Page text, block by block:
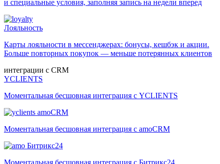
и специальные условия, заполняя запись на недели вперед
Лояльность
Карты лояльности в мессенджерах: бонусы, кешбэк и акции.
Больше повторных покупок — меньше потерянных клиентов
интеграции с CRM
YCLIENTS
Моментальная бесшовная интеграция с YCLIENTS
amoCRM
Моментальная бесшовная интеграция с amoCRM
Битрикс24
Моментальная бесшовная интеграция с Битрикс24